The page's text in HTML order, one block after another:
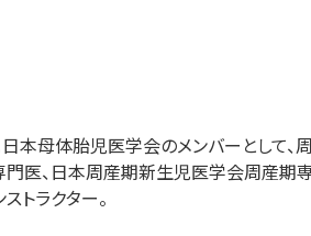
日本母体胎児医学会のメンバーとして
医、日本周産期新生児医学会周産期
トラクター。